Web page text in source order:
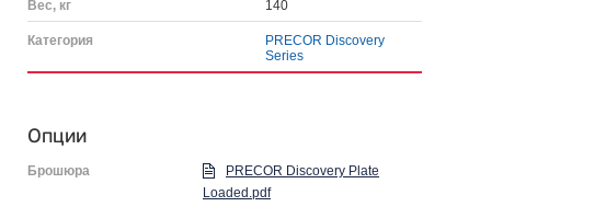
Вес, кг 140
Категория
PRECOR Discovery
Series
Опции
Брошюра
PRECOR Discovery Plate
Loaded.pdf